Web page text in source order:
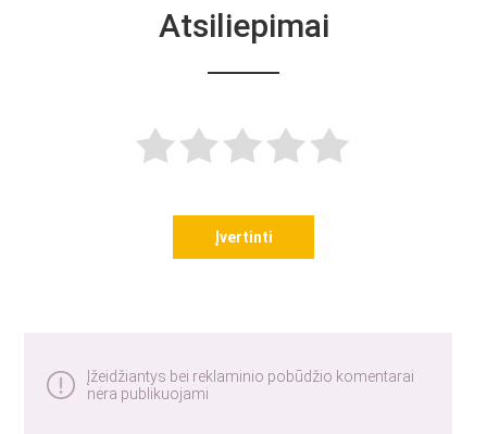
Atsiliepimai
Įvertinti
Įžeidžiantys bei reklaminio pobūdžio komentarai
nėra publikuojami